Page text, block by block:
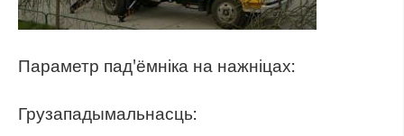
Параметр пад'ёмніка на нажніцах:
Грузападымальнасць: